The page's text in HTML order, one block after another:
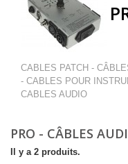
CABLES PATCH -
- CABLES POUR
CABLES AUDIO
PRO - CÂBLES
Il y a 2 produits.